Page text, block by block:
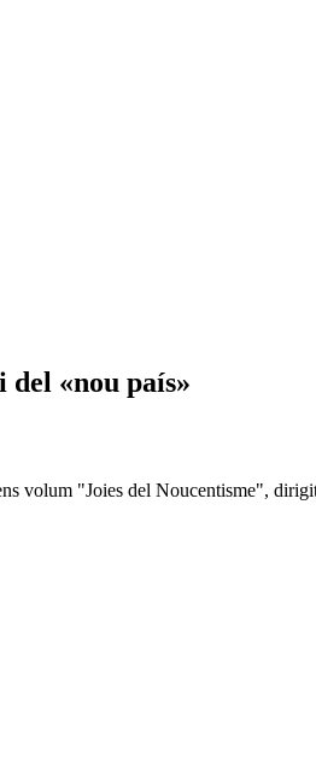
«nou país»
volum "Joies del Noucentisme",